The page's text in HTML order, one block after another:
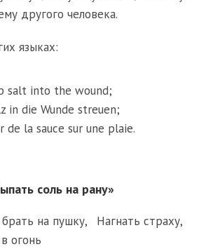
другого человека.
языках:
salt into the wound;
in die Wunde streuen;
la sauce sur une plaie.
соль на рану»
на пушку, Нагнать страху,
огонь